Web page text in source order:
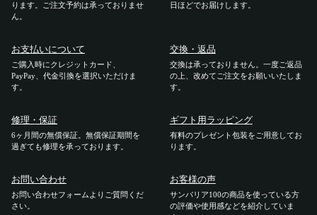
ご注文方法
お届けについて
お支払いについて
交換・返品
修理 ・保証
ギフト用ラッピング
ります。ご注文予約は承っておりませ
ん。
日ほどでお届けします。
お支払いについて
ご購入時にクレジットカード、
PayPay、代金引換を選択いただけま
す。
交換・返品
交換は承っておりません。一度ご返品
の上、改めてご注文をお願いいたしま
す。
修理・保証
6ヶ月間の無償保証。無償保証期間を
過ぎても修理を承っております。
ギフト用ラッピング
有料のプレゼント包装をご用意してお
ります。
お問い合わせ
お問い合わせフォームよりご質問くだ
さい。
お客様の声
サンバリア100の商品を使っている方
の評価や使用感などを紹介していま